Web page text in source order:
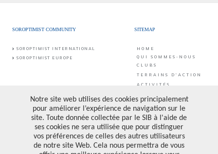
SOROPTIMIST COMMUNITY
SOROPTIMIST INTERNATIONAL
SOROPTIMIST EUROPE
SITEMAP
HOME
QUI SOMMES-NOUS
CLUBS
TERRAINS D'ACTION
ACTIVITÉS
CONTACT
FAIRE UN DON
PRIVACY POLICY
Rue du Méridien 10
1210 Bruxelles
Compte Bancaire: BE25 0017 6998 6682
Numéro d'entreprise: 0473.157.090
SUIVEZ-NOUS